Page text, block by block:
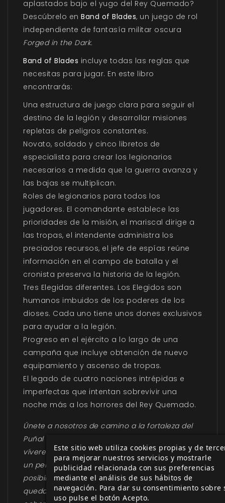
aplastados bajo el yugo del Rey Quemado?
Descúbrelo en Band of Blades,un juego de rol
independiente de fantasía militar oscura
Forged in the Dark.
Band of Blades incluye todas las reglas que
necesitas para jugar. En este libro
encontrarás:
Una estructura de juego clara para seguir el
destino de la legión y desarrollar misiones
repletas de peligros constantes.
Novato, soldado y cinco libretos de
especialista para crear los legionarios
necesarios a medida que la guerra avanza y
las bajas se multiplican.
Roles de legionarios para todos los
jugadores. El comandante establece las
prioridades de la misión, el mariscal dirige a
las tropas, el intendente administra los
preciados recursos, el jefe de espías reúne
información en el campo de batalla y el
cronista preserva la historia de la legión.
Tres Elegidas diferentes. Los Elegidos son
humanos imbuidos de los poderes de los
dioses. Cada uno tiene unos dones exclusivos
para ayudar a la legión.
Progreso en el ejército a lo largo de una
campaña que incluye obtención de nuevo
equipamiento y ascenso de tropas.
El legado de cuatro naciones intrépidas e
imperfectas que intentan sobrevivir una
noche más a los horrores del Rey Quemado.
Únete a nosotros de camino a la fortaleza del
Puñal Celeste. Quedamos pocos, nuestros
víveres escasean y cada misión nos expone a
un peligro mortal…, pero si existe alguna
posibilidad de cambiar el curso de la guerra, si
queda una última esperanza, está en esta
Este sitio web utiliza cookies propias y de
para mejorar nuestros servicios y mostrarle
publicidad relacionada con sus preferencias
mediante el análisis de sus hábitos de
navegación. Para dar su consentimiento sobre
uso pulse el botón Acepto.